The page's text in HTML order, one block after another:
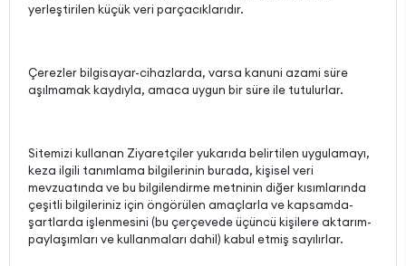
yerleştirilen küçük veri parçacıklarıdır.
Çerezler bilgisayar-cihazlarda, varsa kanuni azami süre
aşılmamak kaydıyla, amaca uygun bir süre ile tutulurlar.
Sitemizi kullanan Ziyaretçiler yukarıda belirtilen uygulamayı,
keza ilgili tanımlama bilgilerinin burada, kişisel veri
mevzuatında ve bu bilgilendirme metninin diğer kısımlarında
çeşitli bilgileriniz için öngörülen amaçlarla ve kapsamda-
şartlarda işlenmesini (bu çerçevede üçüncü kişilere aktarım-
paylaşımları ve kullanmaları dahil) kabul etmiş sayılırlar.